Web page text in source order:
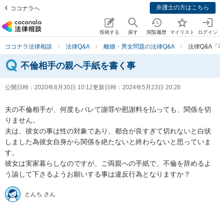
ココナラへ 弁護士の方はこちら
投稿する 探す 閲覧履歴 マイリスト ログイン
ココナラ法律相談 法律Q&A 離婚・男女問題の法律Q&A 法律Q&A「
不倫相手の親へ手紙を書く事
公開日時： 2020年8月30日 10:12更新日時： 2024年5月23日 20:26
夫の不倫相手が、何度もバレて謝罪や慰謝料を払っても、関係を切
りません。
夫は、彼女の事は性の対象であり、都合が良すぎて切れないと白状
しました為彼女自身から関係を絶たないと終わらないと思っていま
す。
彼女は実家暮らしなのですが、ご両親への手紙で、不倫を辞めるよ
う諭して下さるようお願いする事は違反行為となりますか？
とんち さん